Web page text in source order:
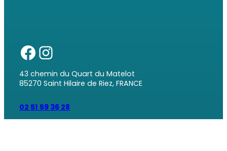
43 chemin du Quart du Matelot
85270 Saint Hilaire de Riez, FRANCE
02 51 59 36 28